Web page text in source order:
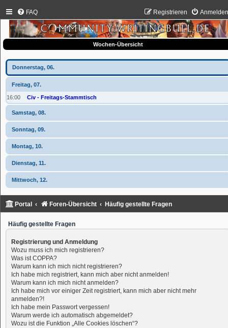
FAQ Registrieren
Wochen-Übersicht
Donnerstag, 06.
Freitag, 07.
16:00 Civ - Freitags-Stammtisch
Samstag, 08.
Sonntag, 09.
Montag, 10.
Dienstag, 11.
Mittwoch, 12.
Portal Foren-Übersicht Häufig gestellte Fragen
Häufig gestellte Fragen
Registrierung und Anmeldung
Wozu muss ich mich registrieren?
Was ist COPPA?
Warum kann ich mich nicht registrieren?
Ich habe mich registriert, kann mich aber nicht anmelden!
Warum kann ich mich nicht anmelden?
Ich habe mich vor einiger Zeit registriert, kann mich aber nicht mehr
anmelden?!
Ich habe mein Passwort vergessen!
Warum werde ich automatisch abgemeldet?
Wozu ist die Funktion „Alle Cookies löschen“?